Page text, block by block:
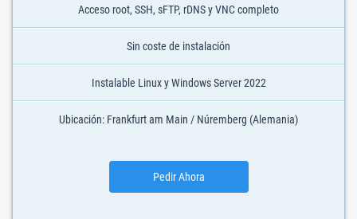
Acceso root, SSH, sFTP, rDNS y VNC completo
Sin coste de instalación
Instalable Linux y Windows Server 2022
Ubicación: Frankfurt am Main / Núremberg (Alemania)
Pedir Ahora